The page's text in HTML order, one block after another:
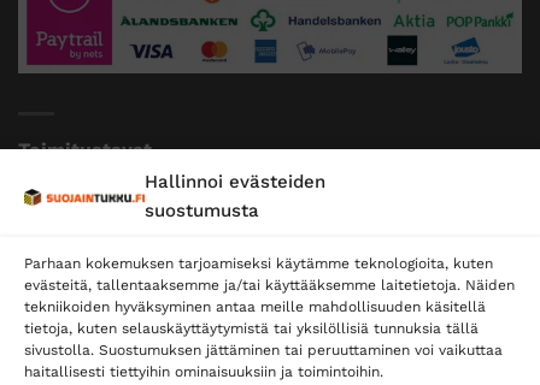
Hallinnoi evästeiden
suostumusta
Parhaan kokemuksen tarjoamiseksi käytämme teknologioita, kuten
evästeitä, tallentaaksemme ja/tai käyttääksemme laitetietoja. Näiden
tekniikoiden hyväksyminen antaa meille mahdollisuuden käsitellä
tietoja, kuten selauskäyttäytymistä tai yksilöllisiä tunnuksia tällä
sivustolla. Suostumuksen jättäminen tai peruuttaminen voi vaikuttaa
haitallisesti tiettyihin ominaisuuksiin ja toimintoihin.
Toimitustavat
Posti
Postnord
Tilaa uutiskirje ja saat erikoisalennuksia